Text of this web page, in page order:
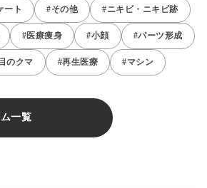
ート #その他 #ニキビ・ニキビ跡
#医療痩身 #小顔 #パーツ形成
のクマ #再生医療 #マシン
一覧